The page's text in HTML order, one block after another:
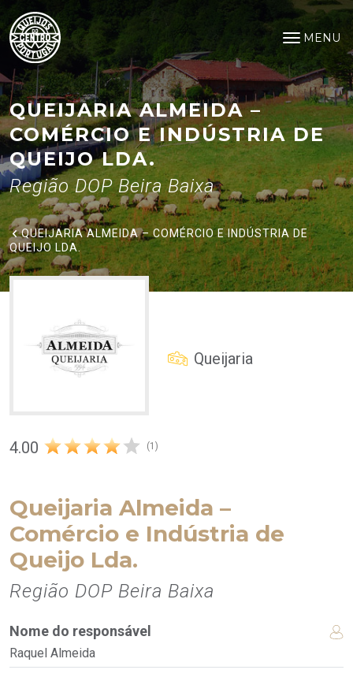
Saltar para o conteúdo principal
Queijaria Almeida – Comércio
MENU
Abrir
QUEIJARIA ALMEIDA –
COMÉRCIO E INDÚSTRIA DE
QUEIJO LDA.
Região DOP Beira Baixa
QUEIJARIA ALMEIDA – COMÉRCIO E INDÚSTRIA DE
QUEIJO LDA.
Queijaria
4.00 (1)
Queijaria Almeida –
Comércio e Indústria de
Queijo Lda.
Região DOP Beira Baixa
Nome do responsável
Raquel Almeida